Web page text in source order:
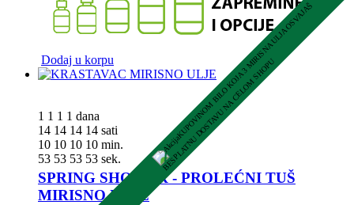
Dodaj u korpu K
U
P
O
V
I
N
O
M
B
I
L
O
K
O
J
A
3
M
I
R
I
S
N
A
U
L
J
A
O
S
V
A
J
A
Š
B
E
S
P
L
A
T
N
U
D
O
S
T
A
V
U
N
A
C
E
L
O
M
S
H
O
P
U
1 1 1 1 dana
14 14 14 14 sati
10 10 10 10 min.
52 52 52 52 sek.
SPRING SHOWER - PROLEĆNI TUŠ
MIRISNO ULJE